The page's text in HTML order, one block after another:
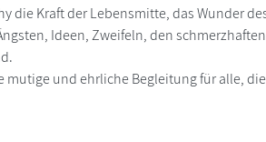
die Kraft der Lebensmitte, das Wunder
Ideen, Zweifeln, den
mutige und ehrliche Begleitung für alle,